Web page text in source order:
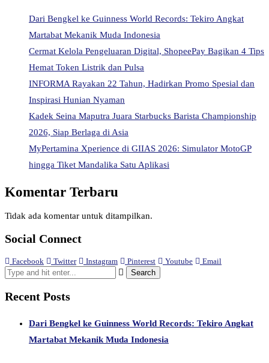
Dari Bengkel ke Guinness World Records: Tekiro Angkat
Martabat Mekanik Muda Indonesia
Cermat Kelola Pengeluaran Digital, ShopeePay Bagikan 4 Tips
Hemat Token Listrik dan Pulsa
INFORMA Rayakan 22 Tahun, Hadirkan Promo Spesial dan
Inspirasi Hunian Nyaman
Kadek Seina Maputra Juara Starbucks Barista Championship
2026, Siap Berlaga di Asia
MyPertamina Xperience di GIIAS 2026: Simulator MotoGP
hingga Tiket Mandalika Satu Aplikasi
Komentar Terbaru
Tidak ada komentar untuk ditampilkan.
Social Connect
Facebook Twitter Instagram Pinterest Youtube Email
Recent Posts
Dari Bengkel ke Guinness World Records: Tekiro Angkat
Martabat Mekanik Muda Indonesia